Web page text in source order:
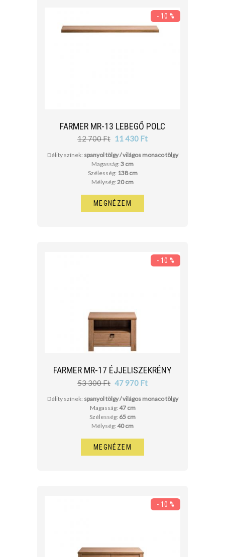
FARMER MR-13 LEBEGŐ POLC
12 700 Ft 11 430 Ft
- 10 %
Délity színek: spanyol tölgy / világos monaco tölgy
Magasság: 3 cm
Szélesség: 138 cm
Mélység: 20 cm
MEGNÉZEM
FARMER MR-17 ÉJJELISZEKRÉNY
53 300 Ft 47 970 Ft
- 10 %
Délity színek: spanyol tölgy / világos monaco tölgy
Magasság: 47 cm
Szélesség: 65 cm
Mélység: 40 cm
MEGNÉZEM
- 10 %